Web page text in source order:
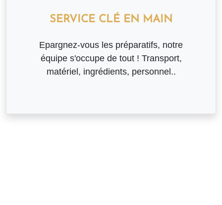
SERVICE CLÉ EN MAIN
Epargnez-vous les préparatifs, notre
équipe s'occupe de tout ! Transport,
matériel, ingrédients, personnel..